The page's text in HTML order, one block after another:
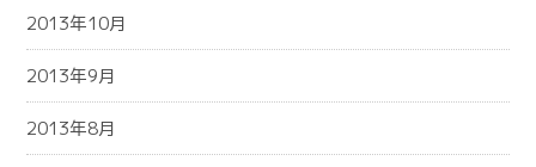
2013年10月
2013年9月
2013年8月